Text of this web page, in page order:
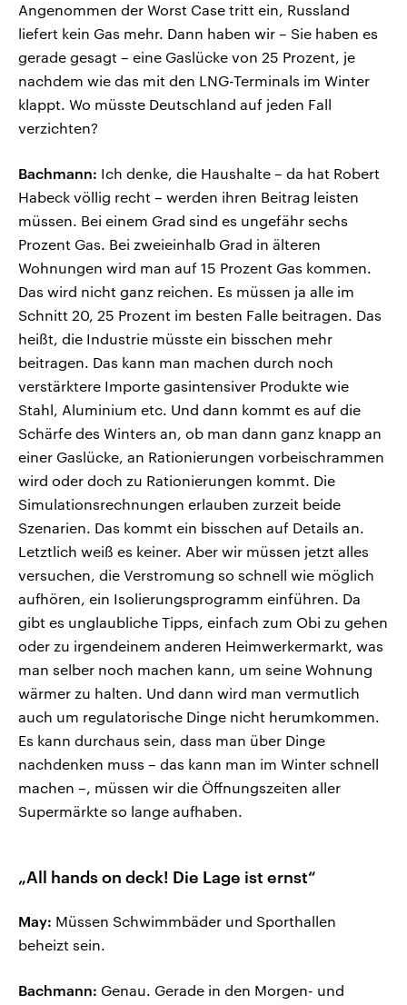
Angenommen der Worst Case tritt ein, Russland
liefert kein Gas mehr. Dann haben wir – Sie haben es
gerade gesagt – eine Gaslücke von 25 Prozent, je
nachdem wie das mit den LNG-Terminals im Winter
klappt. Wo müsste Deutschland auf jeden Fall
verzichten?
Bachmann: Ich denke, die Haushalte – da hat Robert
Habeck völlig recht – werden ihren Beitrag leisten
müssen. Bei einem Grad sind es ungefähr sechs
Prozent Gas. Bei zweieinhalb Grad in älteren
Wohnungen wird man auf 15 Prozent Gas kommen.
Das wird nicht ganz reichen. Es müssen ja alle im
Schnitt 20, 25 Prozent im besten Falle beitragen. Das
heißt, die Industrie müsste ein bisschen mehr
beitragen. Das kann man machen durch noch
verstärktere Importe gasintensiver Produkte wie
Stahl, Aluminium etc. Und dann kommt es auf die
Schärfe des Winters an, ob man dann ganz knapp an
einer Gaslücke, an Rationierungen vorbeischrammen
wird oder doch zu Rationierungen kommt. Die
Simulationsrechnungen erlauben zurzeit beide
Szenarien. Das kommt ein bisschen auf Details an.
Letztlich weiß es keiner. Aber wir müssen jetzt alles
versuchen, die Verstromung so schnell wie möglich
aufhören, ein Isolierungsprogramm einführen. Da
gibt es unglaubliche Tipps, einfach zum Obi zu gehen
oder zu irgendeinem anderen Heimwerkermarkt, was
man selber noch machen kann, um seine Wohnung
wärmer zu halten. Und dann wird man vermutlich
auch um regulatorische Dinge nicht herumkommen.
Es kann durchaus sein, dass man über Dinge
nachdenken muss – das kann man im Winter schnell
machen –, müssen wir die Öffnungszeiten aller
Supermärkte so lange aufhaben.
„All hands on deck! Die Lage ist ernst“
May: Müssen Schwimmbäder und Sporthallen
beheizt sein.
Bachmann: Genau. Gerade in den Morgen- und